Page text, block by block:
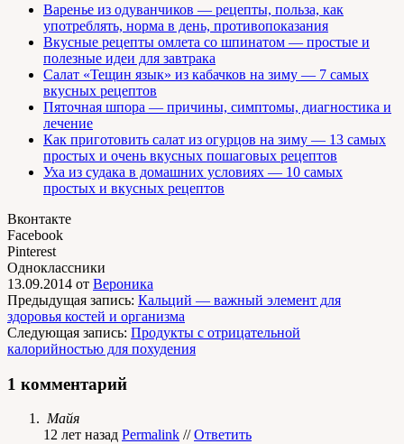
Варенье из одуванчиков — рецепты, польза, как
употреблять, норма в день, противопоказания
Вкусные рецепты омлета со шпинатом — простые и
полезные идеи для завтрака
Салат «Тещин язык» из кабачков на зиму — 7 самых
вкусных рецептов
Пяточная шпора — причины, симптомы, диагностика и
лечение
Как приготовить салат из огурцов на зиму — 13 самых
простых и очень вкусных пошаговых рецептов
Уха из судака в домашних условиях — 10 самых
простых и вкусных рецептов
Вконтакте
Facebook
Pinterest
Одноклассники
13.09.2014 от Вероника
Предыдущая запись: Кальций — важный элемент для
здоровья костей и организма
Следующая запись: Продукты с отрицательной
калорийностью для похудения
1 комментарий
Майя
12 лет назад Permalink //Ответить